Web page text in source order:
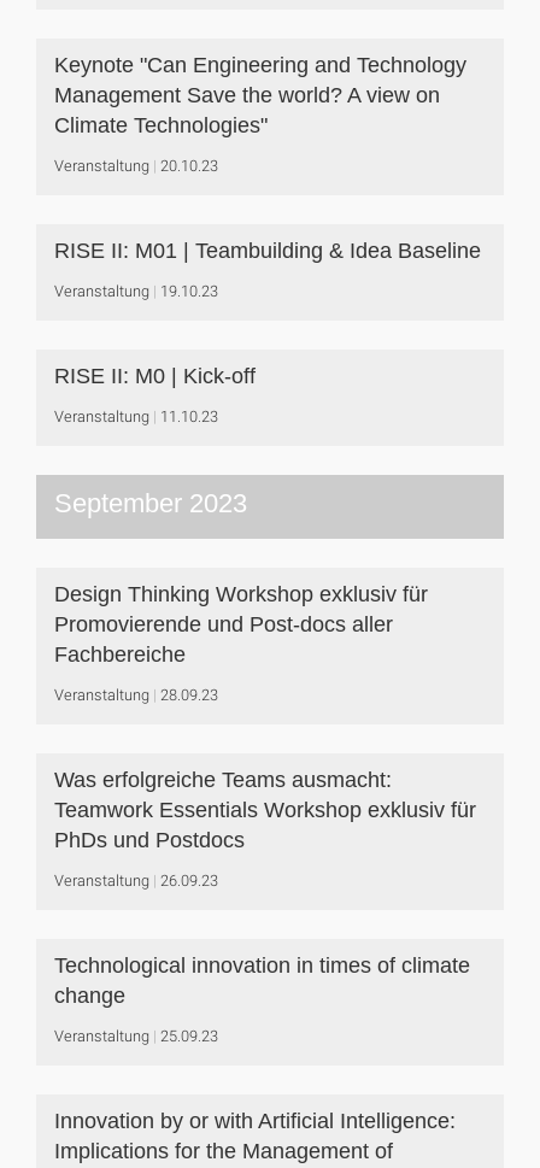
Keynote "Can Engineering and Technology
Management Save the world? A view on
Climate Technologies"
Veranstaltung 20.10.23
RISE II: M01 | Teambuilding & Idea Baseline
Veranstaltung 19.10.23
RISE II: M0 | Kick-off
Veranstaltung 11.10.23
September 2023
Design Thinking Workshop exklusiv für
Promovierende und Post-docs aller
Fachbereiche
Veranstaltung 28.09.23
Was erfolgreiche Teams ausmacht:
Teamwork Essentials Workshop exklusiv für
PhDs und Postdocs
Veranstaltung 26.09.23
Technological innovation in times of climate
change
Veranstaltung 25.09.23
Innovation by or with Artificial Intelligence:
Implications for the Management of